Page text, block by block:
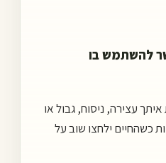
להשתמש בו
עצירה, ניסוח, גבול או
כשהחיים ילחצו שוב על